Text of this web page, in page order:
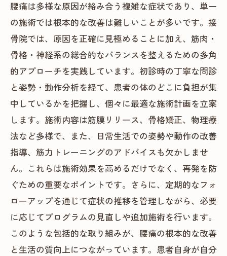
腰痛は多様な原因が絡み合う複雑な症状であり、単一
の施術では根本的な改善は難しいことが多いです。接
骨院では、原因を正確に見極めることに加え、筋肉・
骨格・神経系の総合的なバランスを整えるための多角
的アプローチを実践しています。初診時の丁寧な問診
と姿勢・動作分析を経て、患者の体のどこに負担が集
中しているかを把握し、個々に最適な施術計画を立案
します。施術内容は筋膜リリース、骨格矯正、物理療
法など多様で、また、日常生活での姿勢や動作の改善
指導、筋力トレーニングのアドバイスも欠かしませ
ん。これらは施術効果を高めるだけでなく、再発を防
ぐための重要なポイントです。さらに、定期的なフォ
ローアップを通じて症状の推移を管理しながら、必要
に応じてプログラムの見直しや追加施術を行います。
このような包括的な取り組みが、腰痛の根本的な改善
と生活の質向上につながっています。患者自身が自分